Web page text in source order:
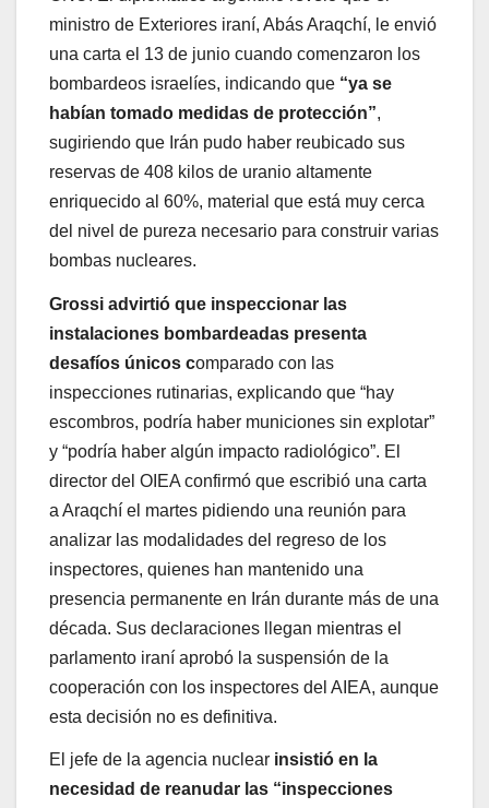
ministro de Exteriores iraní, Abás Araqchí, le envió
una carta el 13 de junio cuando comenzaron los
bombardeos israelíes, indicando que “ya se
habían tomado medidas de protección”,
sugiriendo que Irán pudo haber reubicado sus
reservas de 408 kilos de uranio altamente
enriquecido al 60%, material que está muy cerca
del nivel de pureza necesario para construir varias
bombas nucleares.
Grossi advirtió que inspeccionar las
instalaciones bombardeadas presenta
desafíos únicos comparado con las
inspecciones rutinarias, explicando que “hay
escombros, podría haber municiones sin explotar”
y “podría haber algún impacto radiológico”. El
director del OIEA confirmó que escribió una carta
a Araqchí el martes pidiendo una reunión para
analizar las modalidades del regreso de los
inspectores, quienes han mantenido una
presencia permanente en Irán durante más de una
década. Sus declaraciones llegan mientras el
parlamento iraní aprobó la suspensión de la
cooperación con los inspectores del AIEA, aunque
esta decisión no es definitiva.
El jefe de la agencia nuclear insistió en la
necesidad de reanudar las “inspecciones